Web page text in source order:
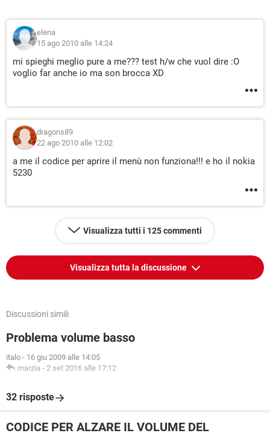
elena
15 ago 2010 alle 14:24
mi spieghi meglio pure a me??? test h/w che vuol dire :O
voglio far anche io ma son brocca XD
dragons89
22 ago 2010 alle 12:02
a me il codice per aprire il menù non funziona!!! e ho il nokia
5230
Visualizza tutti i 125 commenti
Visualizza tutta la discussione
Discussioni simili
Problema volume basso
italo - 16 giu 2009 alle 14:05
marzia - 2 set 2016 alle 17:12
32 risposte
CODICE PER ALZARE IL VOLUME DEL